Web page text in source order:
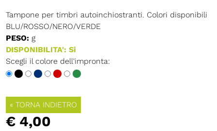
Tampone per timbri autoinchiostranti. Colori disponibili
BLU/ROSSO/NERO/VERDE
PESO: g
DISPONIBILITA': Si
Scegli il colore dell'impronta:
« TORNA INDIETRO
€ 4,00